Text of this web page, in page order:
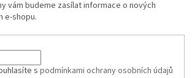
vám budeme zasílat informace o nových
e-shopu.
s podmínkami ochrany osobních údajů